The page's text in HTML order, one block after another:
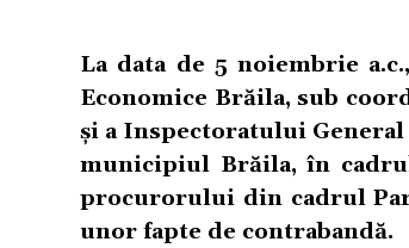
La data de 5 noiembrie
Economice Brăila, sub
și a Inspectoratului
municipiul Brăila, în
procurorului din cadrul
unor fapte de contrabandă.